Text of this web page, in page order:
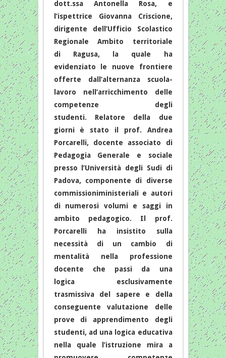
dott.ssa Antonella Rosa, e
l’ispettrice Giovanna Criscione,
dirigente dell’Ufficio Scolastico
Regionale Ambito territoriale
di Ragusa, la quale ha
evidenziato le nuove frontiere
offerte dall’alternanza scuola-
lavoro nell’arricchimento delle
competenze degli
studenti. Relatore della due
giorni è stato il prof. Andrea
Porcarelli, docente associato di
Pedagogia Generale e sociale
presso l’Università degli Sudi di
Padova, componente di diverse
commissioniministeriali e autori
di numerosi volumi e saggi in
ambito pedagogico. Il prof.
Porcarelli ha insistito sulla
necessità di un cambio di
mentalità nella professione
docente che passi da una
logica esclusivamente
trasmissiva del sapere e della
conseguente valutazione delle
prove di apprendimento degli
studenti, ad una logica educativa
nella quale l’istruzione mira a